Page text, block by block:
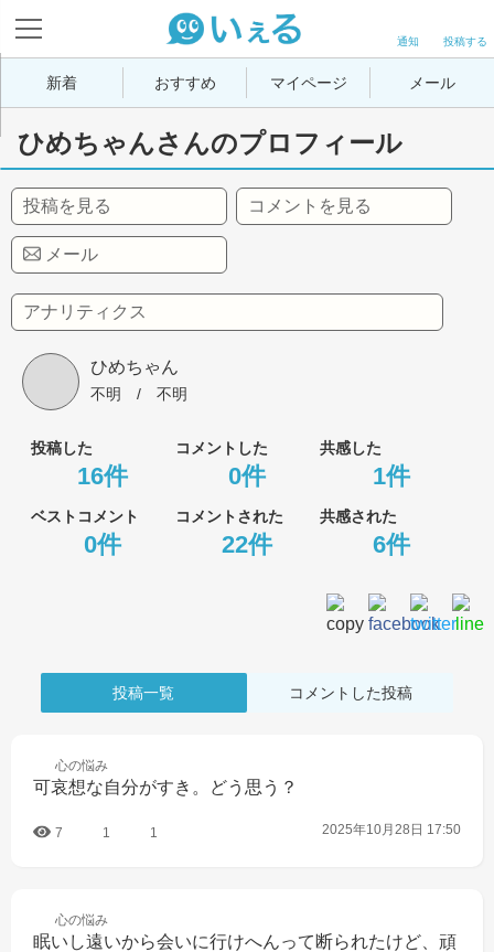
投稿する
通知
新着 おすすめ マイページ メール
ひめちゃんさんのプロフィール
投稿を見る コメントを見る
メール
アナリティクス
ひめちゃん
不明 / 不明
投稿した コメントした 共感した
16件 0件 1件
ベストコメント コメントされた 共感された
0件 22件 6件
投稿一覧 コメントした投稿
心の悩み
可哀想な自分がすき。どう思う？
7 1 1 2025年10月28日 17:50
心の悩み
眠いし遠いから会いに行けへんって断られたけど、頑